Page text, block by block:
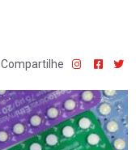
Compartilhe